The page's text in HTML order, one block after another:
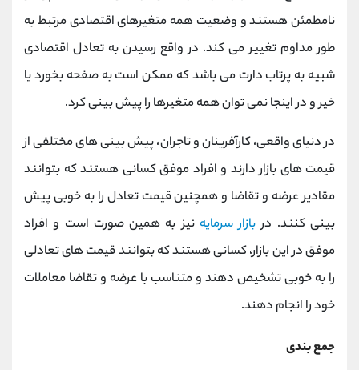
نامطمئن هستند و وضعیت همه متغیرهای اقتصادی مرتبط به
طور مداوم تغییر می کند. در واقع رسیدن به تعادل اقتصادی
شبیه به پرتاب دارت می باشد که ممکن است به صفحه بخورد یا
خیر و در اینجا نمی توان همه متغیرها را پیش بینی کرد.
در دنیای واقعی، کارآفرینان و تاجران، پیش بینی های مختلفی از
قیمت های بازار دارند و افراد موفق کسانی هستند که بتوانند
مقادیر عرضه و تقاضا و همچنین قیمت تعادل را به خوبی پیش
بینی کنند. در بازار سرمایه نیز به همین صورت است و افراد
موفق در این بازار، کسانی هستند که بتوانند قیمت های تعادلی
را به خوبی تشخیص دهند و متناسب با عرضه و تقاضا معاملات
خود را انجام دهند.
جمع بندی